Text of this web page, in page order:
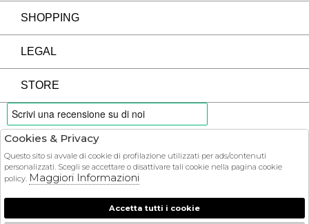
SHOPPING
LEGAL
STORE
PAYMENTS
COURIER
Cookies & Privacy
Questo sito si avvale di cookie di profilazione utilizzati per ads/contenuti
personalizzati. Scegli se accettare o disattivare tali cookie nella pagina cookie
policy. Maggiori Informazioni
Accetta tutti i cookie